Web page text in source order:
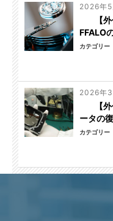
2026年5
【
FFALO
カテゴリー
2026年3
【
ータの
カテゴリー